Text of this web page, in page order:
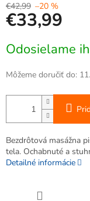
€42,99 –20 %
€33,99
cena:
Odosielame
Môžeme doručiť do:
Bezdrôtová masážna
tela. Ochabnuté a
Detailné informácie